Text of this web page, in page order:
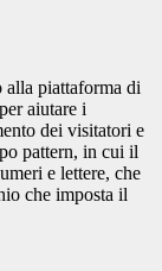
alla piattaforma di
aiutare i
dei visitatori e
pattern, in cui il
e lettere, che
che imposta il